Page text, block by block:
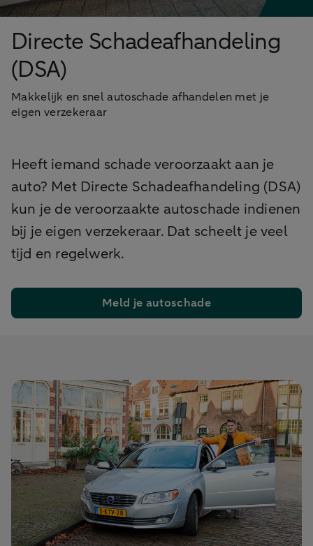
Directe Schadeafhandeling
(DSA)
Makkelijk en snel autoschade afhandelen met je
eigen verzekeraar
Heeft iemand schade veroorzaakt aan je
auto? Met Directe Schadeafhandeling (DSA)
kun je de veroorzaakte autoschade indienen
bij je eigen verzekeraar. Dat scheelt je veel
tijd en regelwerk.
Meld je autoschade